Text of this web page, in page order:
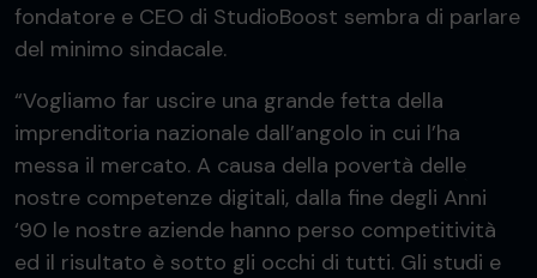
fondatore e CEO di StudioBoost sembra di parlare
del minimo sindacale.
“Vogliamo far uscire una grande fetta della
imprenditoria nazionale dall’angolo in cui l’ha
messa il mercato. A causa della povertà delle
nostre competenze digitali, dalla fine degli Anni
‘90 le nostre aziende hanno perso competitività
ed il risultato è sotto gli occhi di tutti. Gli studi e